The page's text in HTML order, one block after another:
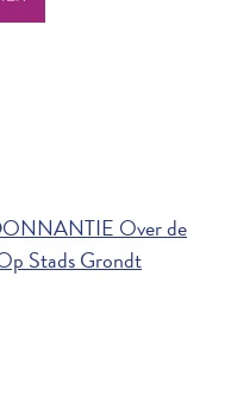
Over de
Stads Grondt